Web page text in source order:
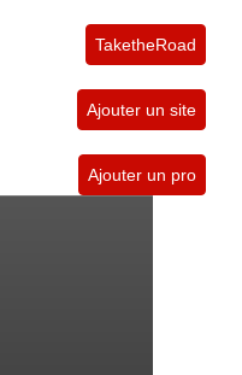
TaketheRoad
Ajouter un site
Ajouter un pro